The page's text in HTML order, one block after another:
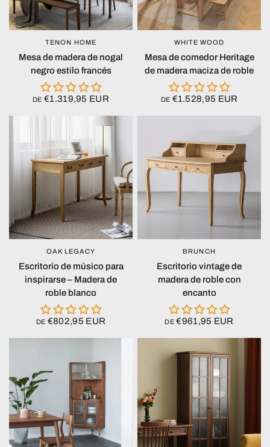
VISTA RÁPIDA
TENON HOME
Mesa de madera de nogal
negro estilo francés
DE €1.319,95 EUR
VISTA RÁPIDA
WHITE WOOD
Mesa de comedor Heritage
de madera maciza de roble
DE €1.528,95 EUR
VISTA RÁPIDA
OAK LEGACY
Escritorio de músico para
inspirarse – Madera de
roble blanco
DE €802,95 EUR
VISTA RÁPIDA
BRUNCH
Escritorio vintage de
madera de roble con
encanto
DE €961,95 EUR